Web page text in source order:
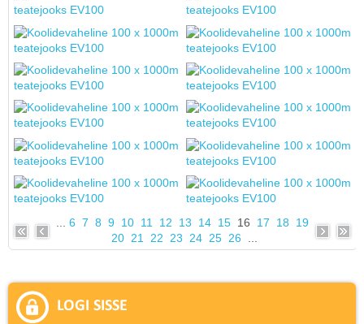
...6 7 8 9 10 11 12 13 14 15 16 17 18
19
20 21 22 23 24 25 26
LOGI SISSE